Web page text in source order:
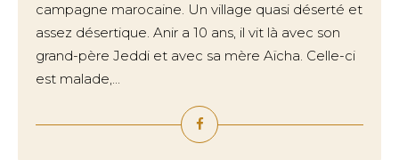
campagne marocaine. Un village quasi déserté et
assez désertique. Anir a 10 ans, il vit là avec son
grand-père Jeddi et avec sa mère Aïcha. Celle-ci
est malade,...